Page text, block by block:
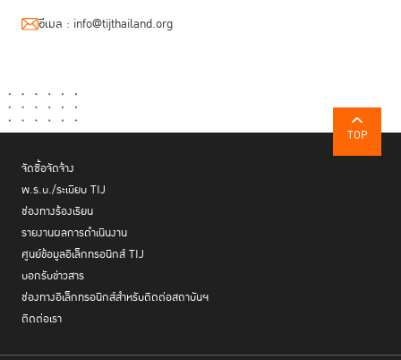
อีเมล : info@tijthailand.org
TOP
จัดซื้อจัดจ้าง
พ.ร.บ./ระเบียบ TIJ
ช่องทางร้องเรียน
รายงานผลการดำเนินงาน
ศูนย์ข้อมูลอิเล็กทรอนิกส์ TIJ
บอกรับข่าวสาร
ช่องทางอิเล็กทรอนิกส์สำหรับติดต่อสถาบันฯ
ติดต่อเรา